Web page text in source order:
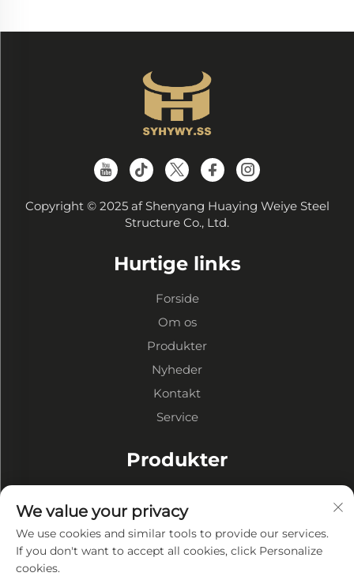
Copyright © 2025 af Shenyang Huaying Weiye Steel
Structure Co., Ltd.
Hurtige links
Forside
Om os
Produkter
Nyheder
Kontakt
Service
Produkter
Stålkonstruktion Værksteder
Stålkonstruktion Bygninger
We value your privacy
We use cookies and similar tools to provide our services.
If you don't want to accept all cookies, click Personalize
cookies.